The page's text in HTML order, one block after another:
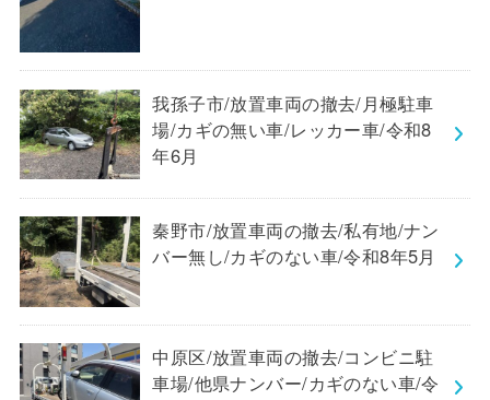
我孫子市/放置車両の撤去/月極駐車
場/カギの無い車/レッカー車/令和8
年6月
秦野市/放置車両の撤去/私有地/ナン
バー無し/カギのない車/令和8年5月
中原区/放置車両の撤去/コンビニ駐
車場/他県ナンバー/カギのない車/令